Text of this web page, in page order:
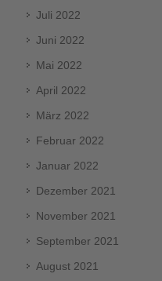
Juli 2022
Juni 2022
Mai 2022
April 2022
März 2022
Februar 2022
Januar 2022
Dezember 2021
November 2021
September 2021
August 2021